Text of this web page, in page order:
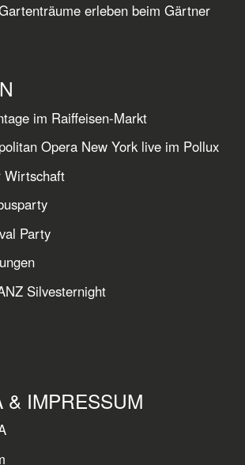
erleben beim Gärtner
im Raiffeisen-Markt
Opera New York live im Pollux
Party
Silvesternight
& IMPRESSUM